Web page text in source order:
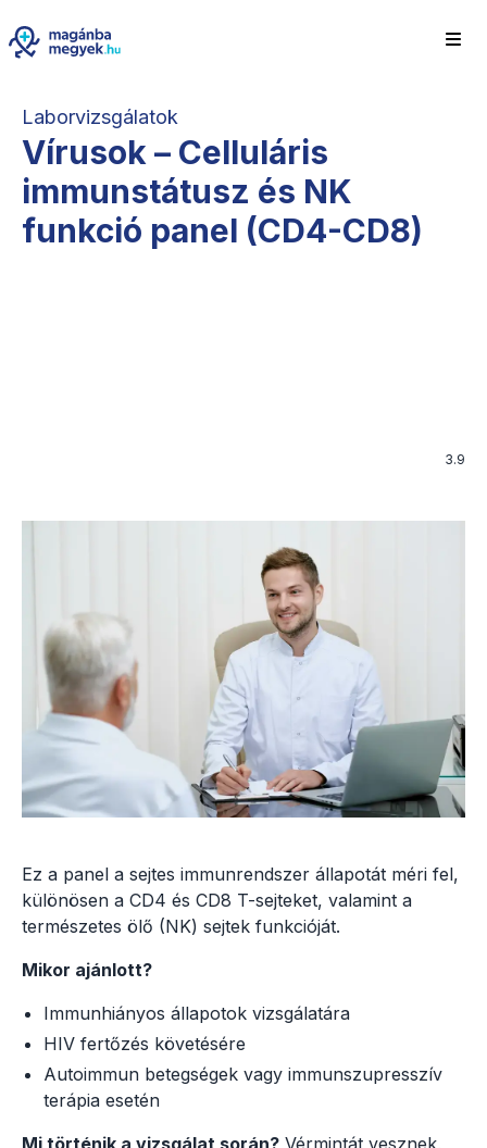
Laborvizsgálatok
Vírusok – Celluláris
immunstátusz és NK
funkció panel (CD4-CD8)
3.9
Ez a panel a sejtes immunrendszer állapotát méri fel,
különösen a CD4 és CD8 T-sejteket, valamint a
természetes ölő (NK) sejtek funkcióját.
Mikor ajánlott?
Immunhiányos állapotok vizsgálatára
HIV fertőzés követésére
Autoimmun betegségek vagy immunszupresszív
terápia esetén
Mi történik a vizsgálat során? Vérmintát vesznek,